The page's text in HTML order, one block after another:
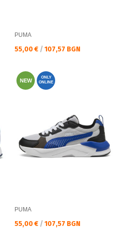
PUMA
Текуща цена:
55,00 € / 107,57 BGN
NEW
ONLY
ONLINE
PUMA
Текуща цена:
55,00 € / 107,57 BGN